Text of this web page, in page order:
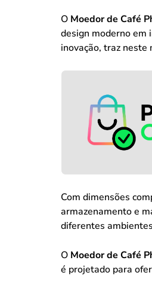
O Moedor de Café
design moderno em
inovação, traz
Com dimensões
armazenamento e
diferentes
O Moedor de Café
é projetado para